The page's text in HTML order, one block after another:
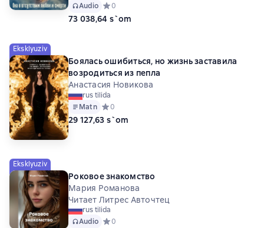
Audio Средний рейтинг 0 на основе 0 оценок
0
73 038,64 s`om
Eksklyuziv
Боялась ошибиться, но жизнь заставила
возродиться из пепла
Анастасия Новикова
rus tilida
Matn Средний рейтинг 0 на основе 0 оценок
0
29 127,63 s`om
Eksklyuziv
Роковое знакомство
Мария Романова
Читает Литрес Авточтец
rus tilida
Audio Средний рейтинг 0 на основе 0 оценок
0